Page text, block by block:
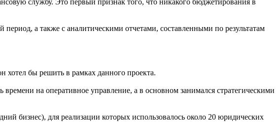
а также с аналитическими отчетами, составленными по результатам
хотел бы решить в рамках данного проекта.
времени на оперативное управление, а в основном занимался стратегическими
бизнес), для реализации которых использовалось около 20 юридических